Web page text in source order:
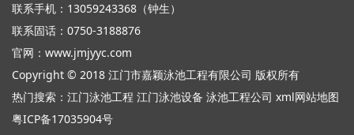
联系手机：13059243368（钟生）
联系固话：0750-3188876
官网： www.jmjyyc.com
Copyright © 2018 江门市嘉颖泳池工程有限公司 版权所有
热门搜索： 江门泳池工程 江门泳池设备 泳池工程公司 xml网站地图
粤ICP备17035904号